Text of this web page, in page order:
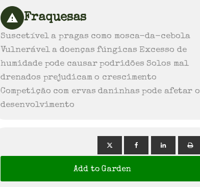
Fraquesas
Suscetível a pragas como mosca-da-cebola
Vulnerável a doenças fúngicas Excesso de
humidade pode causar podridões Solos mal
drenados prejudicam o crescimento
Competição com ervas daninhas pode afetar o
desenvolvimento
Add to Garden